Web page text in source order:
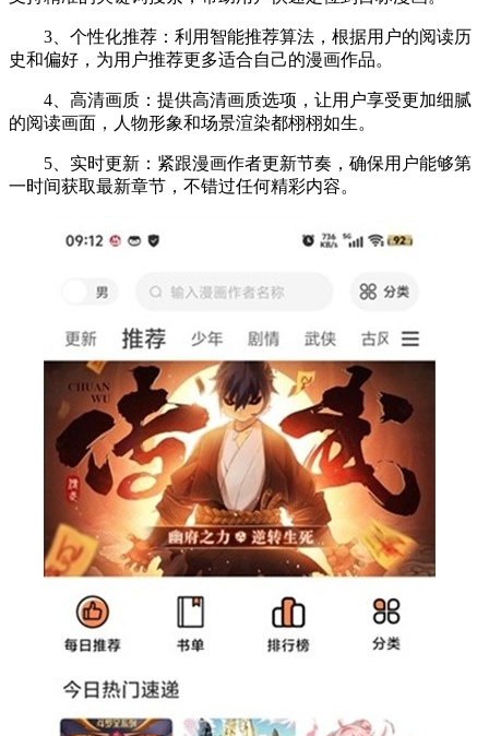
3、个性化推荐：利用智能推荐算法，根据用户的阅读历
史和偏好，为用户推荐更多适合自己的漫画作品。
4、高清画质：提供高清画质选项，让用户享受更加细腻
的阅读画面，人物形象和场景渲染都栩栩如生。
5、实时更新：紧跟漫画作者更新节奏，确保用户能够第
一时间获取最新章节，不错过任何精彩内容。